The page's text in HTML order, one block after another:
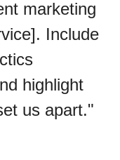
marketing
Include
highlight
us apart."